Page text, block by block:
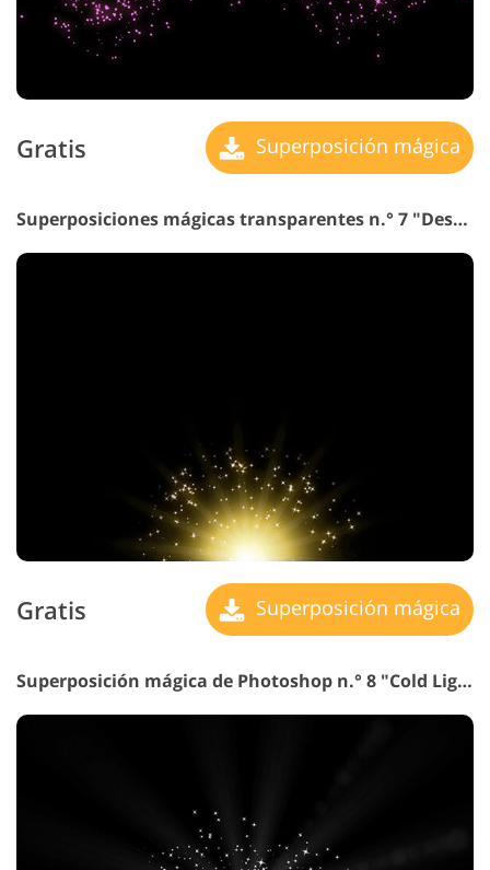
Gratis Superposición mágica
Superposiciones mágicas transparentes n.° 7 "Despertar de Maravilla"
Gratis Superposición mágica
Superposición mágica de Photoshop n.° 8 "Cold Light"